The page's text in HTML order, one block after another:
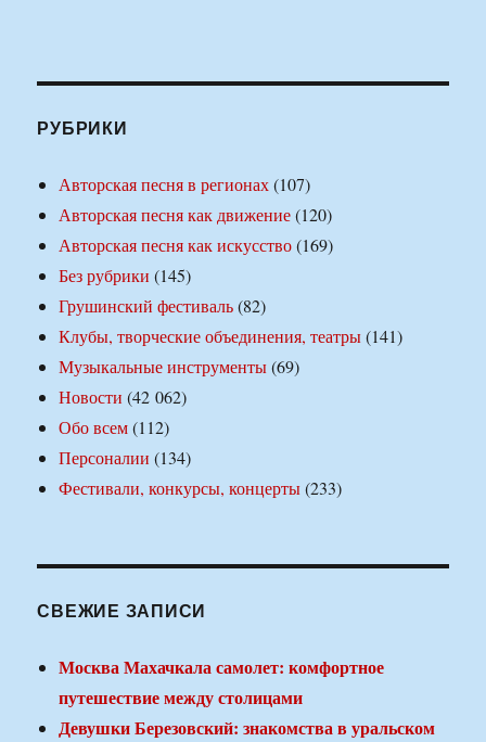
РУБРИКИ
Авторская песня в регионах(107)
Авторская песня как движение(120)
Авторская песня как искусство(169)
Без рубрики (145)
Грушинский фестиваль(82)
Клубы, творческие объединения, театры(141)
Музыкальные инструменты(69)
Новости (42 062)
Обо всем(112)
Персоналии (134)
Фестивали, конкурсы, концерты(233)
СВЕЖИЕ ЗАПИСИ
Москва Махачкала самолет: комфортное
путешествие между столицами
Девушки Березовский: знакомства в уральском